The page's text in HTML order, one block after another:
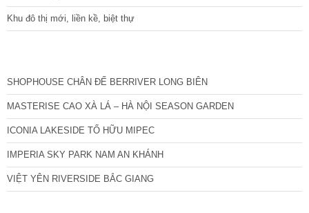
Khu đô thị mới, liền kề, biệt thự
SHOPHOUSE CHÂN ĐẾ BERRIVER LONG BIÊN
MASTERISE CAO XÀ LÁ – HÀ NỘI SEASON GARDEN
ICONIA LAKESIDE TỐ HỮU MIPEC
IMPERIA SKY PARK NAM AN KHÁNH
VIỆT YÊN RIVERSIDE BẮC GIANG